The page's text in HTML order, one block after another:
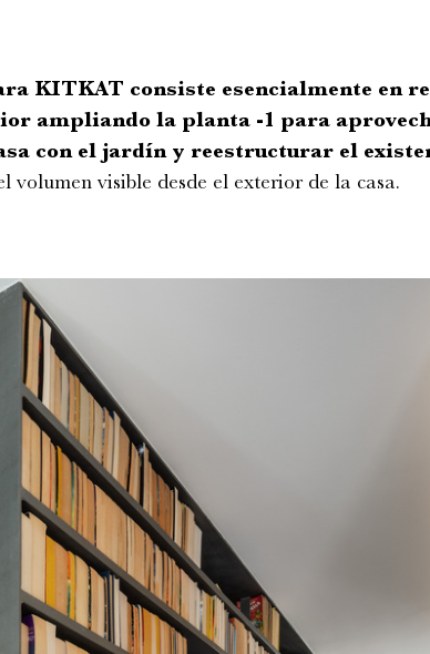
KITKAT consiste esencialmente en
ampliando la planta -1 para
con el jardín y reestructurar el
volumen visible desde el exterior de la casa.